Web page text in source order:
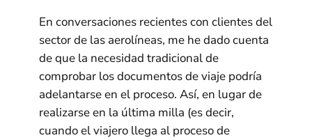
En conversaciones recientes con clientes del
sector de las aerolíneas, me he dado cuenta
de que la necesidad tradicional de
comprobar los documentos de viaje podría
adelantarse en el proceso. Así, en lugar de
realizarse en la última milla (es decir,
cuando el viajero llega al proceso de